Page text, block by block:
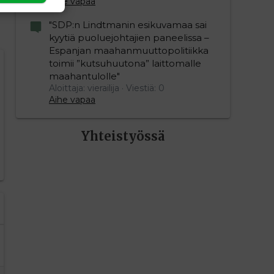
editoriin…
"SDP:n Lindtmanin esikuvamaa sai
kyytiä puoluejohtajien paneelissa –
Espanjan maahanmuuttopolitiikka
toimii ”kutsuhuutona” laittomalle
maahantulolle"
Aloittaja: vierailija
Viestiä: 0
Aihe vapaa
Yhteistyössä